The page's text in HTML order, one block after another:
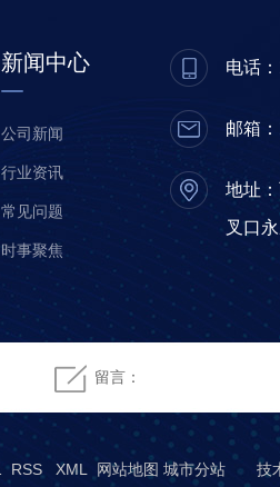
新闻中心
公司新闻
行业资讯
常见问题
时事聚焦
电话
邮箱
地址
叉口
RSS XML 网站地图 城市分站
城 技